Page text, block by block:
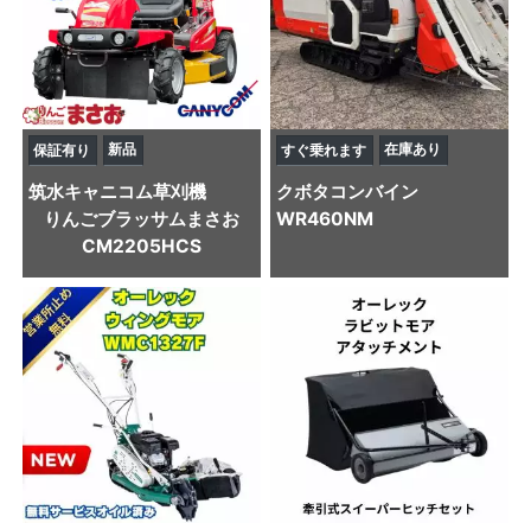
保証有り 新品
筑水キャニコム草刈機
りんごブラッサムまさお
CM2205HCS
すぐ乗れます 在庫あり
クボタ コンバイン
WR460NM